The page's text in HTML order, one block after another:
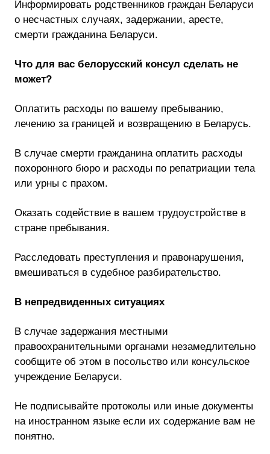
Информировать родственников граждан Беларуси
о несчастных случаях, задержании, аресте,
смерти гражданина Беларуси.
Что для вас белорусский консул сделать не
может?
Оплатить расходы по вашему пребыванию,
лечению за границей и возвращению в Беларусь.
В случае смерти гражданина оплатить расходы
похоронного бюро и расходы по репатриации тела
или урны с прахом.
Оказать содействие в вашем трудоустройстве в
стране пребывания.
Расследовать преступления и правонарушения,
вмешиваться в судебное разбирательство.
В непредвиденных ситуациях
В случае задержания местными
правоохранительными органами незамедлительно
сообщите об этом в посольство или консульское
учреждение Беларуси.
Не подписывайте протоколы или иные документы
на иностранном языке если их содержание вам не
понятно.